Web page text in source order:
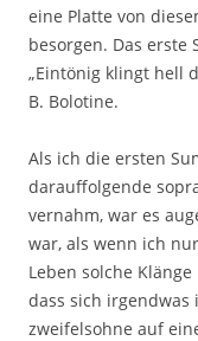
eine Platte von
besorgen. Das erste
„Eintönig klingt hell
B. Bolotine.
Als ich die ersten
darauffolgende
vernahm, war es
war, als wenn ich
Leben solche
dass sich irgendwas
zweifelsohne auf